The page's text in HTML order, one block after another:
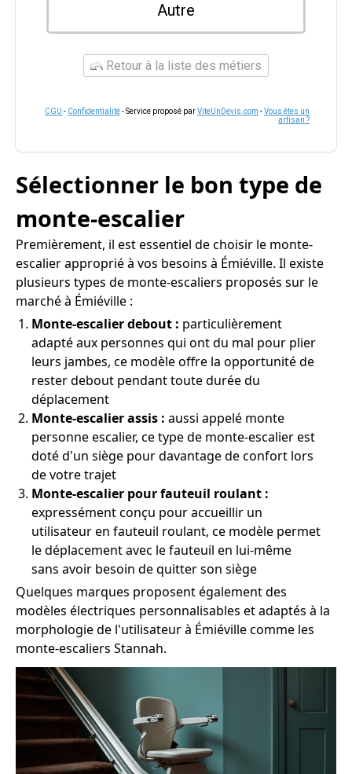
Autre
Retour à la liste des métiers
CGU - Confidentialité- Service proposé parViteUnDevis.com -Vous êtes un
artisan ?
Sélectionner le bon type de
monte-escalier
Premièrement, il est essentiel de choisir le monte-
escalier approprié à vos besoins à Émiéville. Il existe
plusieurs types de monte-escaliers proposés sur le
marché à Émiéville :
Monte-escalier debout : particulièrement
adapté aux personnes qui ont du mal pour plier
leurs jambes, ce modèle offre la opportunité de
rester debout pendant toute durée du
déplacement
Monte-escalier assis : aussi appelé monte
personne escalier, ce type de monte-escalier est
doté d'un siège pour davantage de confort lors
de votre trajet
Monte-escalier pour fauteuil roulant :
expressément conçu pour accueillir un
utilisateur en fauteuil roulant, ce modèle permet
le déplacement avec le fauteuil en lui-même
sans avoir besoin de quitter son siège
Quelques marques proposent également des
modèles électriques personnalisables et adaptés à la
morphologie de l'utilisateur à Émiéville comme les
monte-escaliers Stannah.